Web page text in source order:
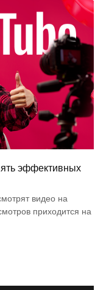
эффективных
видео на
приходится на